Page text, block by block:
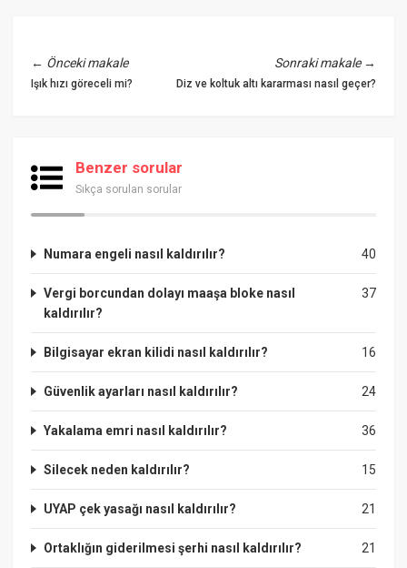
← Önceki makale
Işık hızı göreceli mi?
Sonraki makale→
Diz ve koltuk altı kararması nasıl geçer?
Benzer sorular
Sıkça sorulan sorular
40
Numara engeli nasıl kaldırılır?
37
Vergi borcundan dolayı maaşa bloke nasıl
kaldırılır?
16
Bilgisayar ekran kilidi nasıl kaldırılır?
24
Güvenlik ayarları nasıl kaldırılır?
36
Yakalama emri nasıl kaldırılır?
15
Silecek neden kaldırılır?
21
UYAP çek yasağı nasıl kaldırılır?
21
Ortaklığın giderilmesi şerhi nasıl kaldırılır?